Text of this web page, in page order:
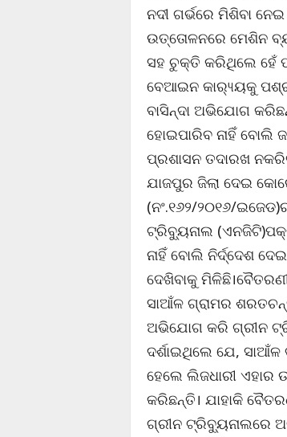
ନଦୀ ଗର୍ଭରେ ମିଶିବା
ଉତ୍ତୋଳନରେ ମେଶିନ
ସହ ଚୁକ୍ତି କରିଥିଲେ ହେଁ
ବେଆଇନ କାର‌୍ୟ୍ୟକୁ
ବାସିନ୍ଦା ଅଭିଯୋଗ
ହୋଇପାରିବ ନାହିଁ ବୋଲି
ପ୍ରଶାସନ ତଦାରଖ
ଯାଜପୁର ଜିଲା ଦେଇ
(ନଂ.୧୬୨/୨୦୧୬/
ଟ୍ରିବ୍ୟୁନାଲ
ନାହିଁ ବୋଲି ନିର୍ଦ୍ଦେଶ
ଦେଖିବାକୁ
ସାଆଁଳ ଗ୍ରାମର
ଅଭିଯୋଗ କରି ଗ୍ରୀନ
ଦର୍ଶାଇଥିଲେ ଯେ, ସାଆଁଳ
ହେଲେ ଲିଜଧାରୀ
କରିଛନ୍ତି। ଯାହାକି
ଗ୍ରୀନ ଟ୍ରିବ୍ୟୁନାଲରେ